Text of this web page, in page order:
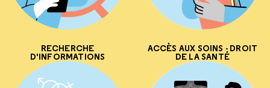
RECHERCHE
D'INFORMATIONS
ACCÈS AUX SOINS - DROIT
DE LA SANTÉ